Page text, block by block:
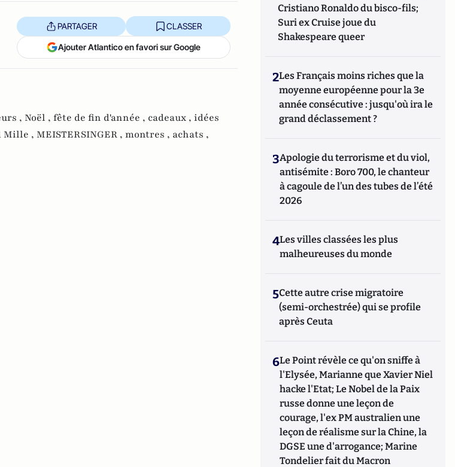
PARTAGER CLASSER
Ajouter Atlantico en favori sur Google
, Noël , fête de fin d'année , cadeaux , idées
Mille , MEISTERSINGER , montres , achats ,
Cristiano Ronaldo du bisco-fils;
Suri ex Cruise joue du
Shakespeare queer
2Les Français moins riches que la
moyenne européenne pour la 3e
année consécutive : jusqu'où ira le
grand déclassement ?
3Apologie du terrorisme et du viol,
antisémite : Boro 700, le chanteur
à cagoule de l’un des tubes de l’été
2026
4Les villes classées les plus
malheureuses du monde
5Cette autre crise migratoire
(semi-orchestrée) qui se profile
après Ceuta
6Le Point révèle ce qu'on sniffe à
l'Elysée, Marianne que Xavier Niel
hacke l'Etat; Le Nobel de la Paix
russe donne une leçon de
courage, l'ex PM australien une
leçon de réalisme sur la Chine, la
DGSE une d'arrogance; Marine
Tondelier fait du Macron